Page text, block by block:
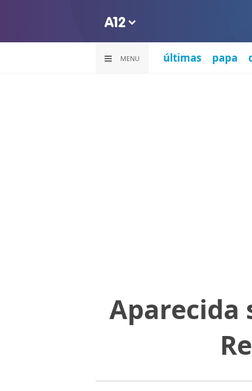
MENU últimas papa
Aparecida